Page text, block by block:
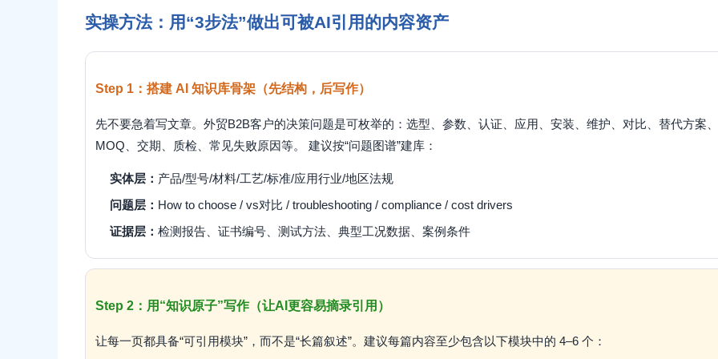
实操方法：用“3步法”做出可被AI引用的内容资产
Step 1：搭建 AI 知识库骨架（先结构，后写作）
先不要急着写文章。外贸B2B客户的决策问题是可枚举的：选型、参数、认证、应用、安装、维护、对比、替代方案、
MOQ、交期、质检、常见失败原因等。 建议按“问题图谱”建库：
实体层： 产品/型号/材料/工艺/标准/应用行业/地区法规
问题层： How to choose / vs对比 / troubleshooting / compliance / cost drivers
证据层： 检测报告、证书编号、测试方法、典型工况数据、案例条件
Step 2：用“知识原子”写作（让AI更容易摘录引用）
让每一页都具备“可引用模块”，而不是“长篇叙述”。建议每篇内容至少包含以下模块中的 4–6 个：